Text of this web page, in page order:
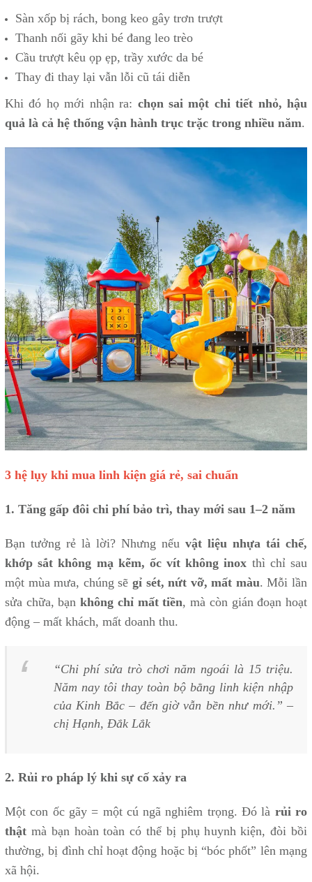
Sàn xốp bị rách, bong keo gây trơn trượt
Thanh nối gãy khi bé đang leo trèo
Cầu trượt kêu ọp ẹp, trầy xước da bé
Thay đi thay lại vẫn lỗi cũ tái diễn
Khi đó họ mới nhận ra: chọn sai một chi tiết nhỏ, hậu
quả là cả hệ thống vận hành trục trặc trong nhiều năm.
3 hệ lụy khi mua linh kiện giá rẻ, sai chuẩn
1. Tăng gấp đôi chi phí bảo trì, thay mới sau 1–2 năm
Bạn tưởng rẻ là lời? Nhưng nếu vật liệu nhựa tái chế,
khớp sắt không mạ kẽm, ốc vít không inox thì chỉ sau
một mùa mưa, chúng sẽ gỉ sét, nứt vỡ, mất màu. Mỗi lần
sửa chữa, bạnkhông chỉ mất tiền, mà còn gián đoạn hoạt
động – mất khách, mất doanh thu.
“Chi phí sửa trò chơi năm ngoái là 15 triệu.
Năm nay tôi thay toàn bộ bằng linh kiện nhập
của Kinh Bắc – đến giờ vẫn bền như mới.” –
chị Hạnh, Đắk Lắk
2. Rủi ro pháp lý khi sự cố xảy ra
Một con ốc gãy = một cú ngã nghiêm trọng. Đó là rủi ro
thật mà bạn hoàn toàn có thể bị phụ huynh kiện, đòi bồi
thường, bị đình chỉ hoạt động hoặc bị “bóc phốt” lên mạng
xã hội.